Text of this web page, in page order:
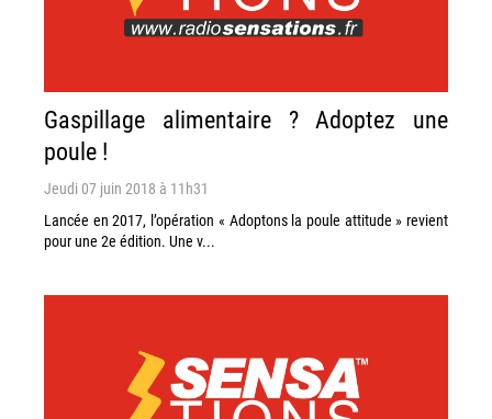
Gaspillage alimentaire ? Adoptez une
poule !
Jeudi 07 juin 2018 à 11h31
Lancée en 2017, l’opération « Adoptons la poule attitude » revient
pour une 2e édition. Une v...